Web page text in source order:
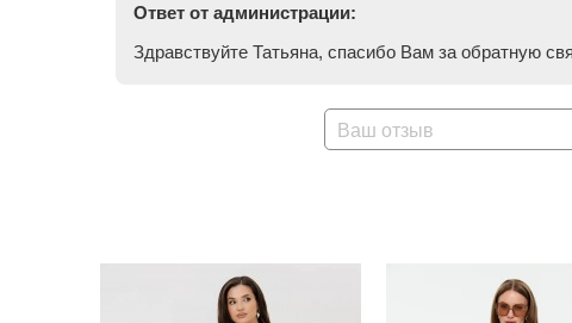
Ответ от администрации:
Здравствуйте Татьяна, спасибо Вам за обратную
Ваш отзыв